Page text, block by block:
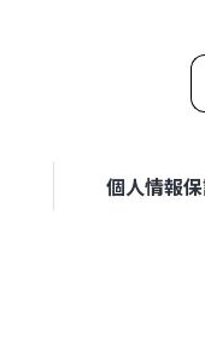
個人情報